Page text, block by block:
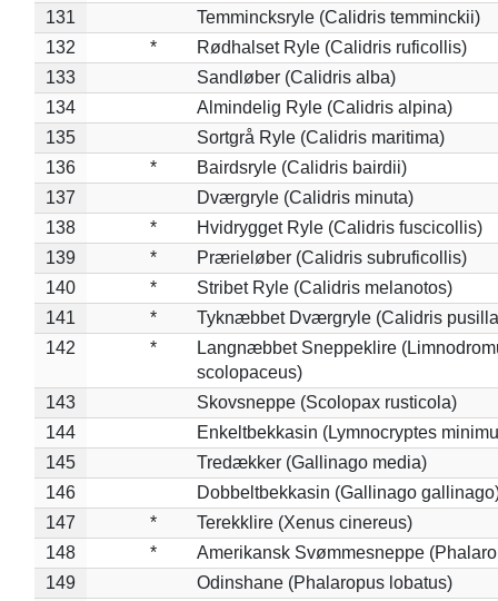
131
Temmincksryle (Calidris temminckii)
132
*
Rødhalset Ryle (Calidris ruficollis)
133
Sandløber (Calidris alba)
134
Almindelig Ryle (Calidris alpina)
135
Sortgrå Ryle (Calidris maritima)
136
*
Bairdsryle (Calidris bairdii)
137
Dværgryle (Calidris minuta)
138
*
Hvidrygget Ryle (Calidris fuscicollis)
139
*
Prærieløber (Calidris subruficollis)
140
*
Stribet Ryle (Calidris melanotos)
141
*
Tyknæbbet Dværgryle (Calidris
142
*
Langnæbbet Sneppeklire
scolopaceus)
143
Skovsneppe (Scolopax rusticola)
144
Enkeltbekkasin (Lymnocryptes
145
Tredækker (Gallinago media)
146
Dobbeltbekkasin (Gallinago
147
*
Terekklire (Xenus cinereus)
148
*
Amerikansk Svømmesneppe
149
Odinshane (Phalaropus lobatus)